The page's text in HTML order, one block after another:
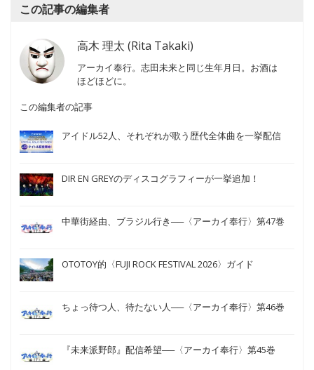
この記事の編集者
高木 理太 (Rita Takaki)
アーカイ奉行。志田未来と同じ生年月日。お酒は
ほどほどに。
この編集者の記事
アイドル52人、それぞれが歌う歴代全体曲を一挙配信
DIR EN GREYのディスコグラフィーが一挙追加！
中華街経由、ブラジル行き──〈アーカイ奉行〉第47巻
OTOTOY的〈FUJI ROCK FESTIVAL 2026〉ガイド
ちょっ待つ人、待たない人──〈アーカイ奉行〉第46巻
『未来派野郎』配信希望──〈アーカイ奉行〉第45巻